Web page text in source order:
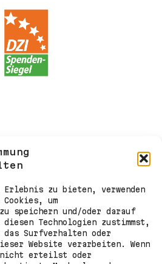
zu bieten, verwenden
um
speichern und/oder darauf
diesen Technologien zustimmst,
das Surfverhalten oder
Website verarbeiten. Wenn
nicht erteilst oder